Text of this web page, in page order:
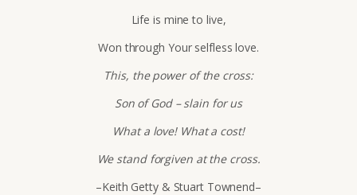
Life is mine to live,
Won through Your selfless love.
This, the power of the cross:
Son of God – slain for us
What a love! What a cost!
We stand forgiven at the cross.
–Keith Getty & Stuart Townend–